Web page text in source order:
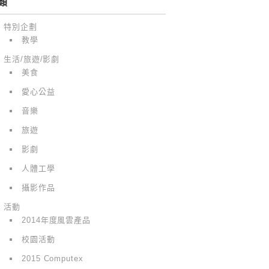
特別企劃
教學
生活/旅遊/影劇
美食
愛心公益
音樂
旅遊
影劇
人體工學
攝影作品
活動
2014年度風雲產品
校園活動
2015 Computex